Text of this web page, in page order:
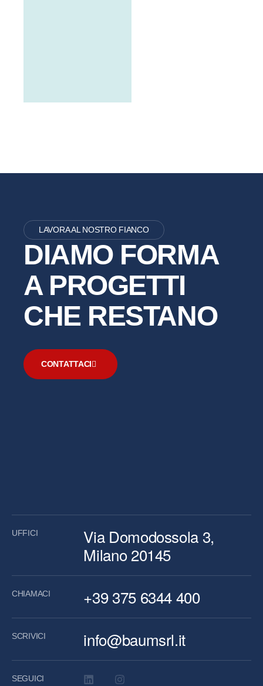
LAVORA AL NOSTRO FIANCO
DIAMO FORMA
A PROGETTI
CHE RESTANO
CONTATTACI
UFFICI
Via Domodossola 3,
Milano 20145
CHIAMACI +39 375 6344 400
SCRIVICI info@baumsrl.it
SEGUICI